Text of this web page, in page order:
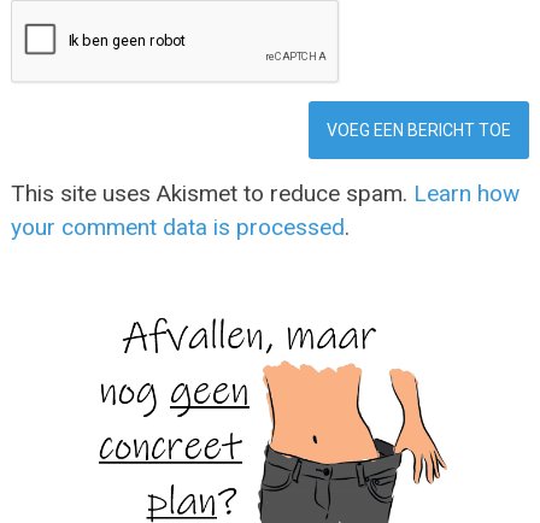
This site uses Akismet to reduce spam. Learn how
your comment data is processed.